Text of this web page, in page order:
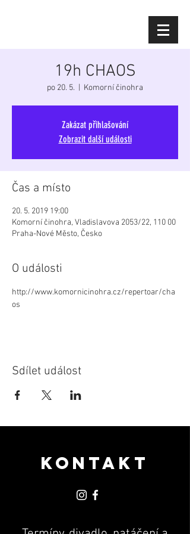
19h CHAOS
po 20. 5. Komorní činohra
Zakázat přihlašování
Zobrazit další události
Čas a místo
20. 5. 2019 19:00
Komorní činohra, Vladislavova 2053/22, 110 00
Praha-Nové Město, Česko
O události
http://www.komornicinohra.cz/repertoar/cha
os
Sdílet událost
KONTAKT